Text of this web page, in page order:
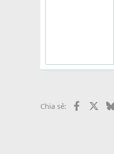
Chia sẻ: Facebook